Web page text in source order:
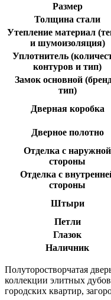
Размер
Толщина стали
Утепление материал
и шумоизоляция)
Уплотнитель
контуров и тип)
Замок основной
тип)
Дверная коробка
Дверное полотно
Отделка с наружной
стороны
Отделка с
стороны
Штыри
Петли
Глазок
Наличник
Полуторостворчатая
коллекции элитных
городских квартир,